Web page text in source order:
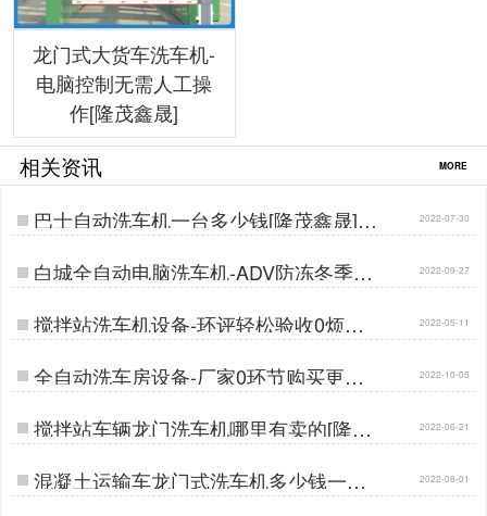
龙门式大货车洗车机-
电脑控制无需人工操
作[隆茂鑫晟]
相关资讯 MORE
巴士自动洗车机一台多少钱[隆茂鑫晟]… 2022-07-30
白城全自动电脑洗车机-ADV防冻冬季正
常使用[隆茂鑫晟]…
2022-09-27
搅拌站洗车机设备-环评轻松验收0烦恼
[隆茂鑫晟]…
2022-05-11
全自动洗车房设备-厂家0环节购买更实
惠[隆茂鑫晟]…
2022-10-05
搅拌站车辆龙门洗车机哪里有卖的[隆茂
鑫晟]…
2022-06-21
混凝土运输车龙门式洗车机多少钱一台
[隆茂鑫晟]…
2022-08-01